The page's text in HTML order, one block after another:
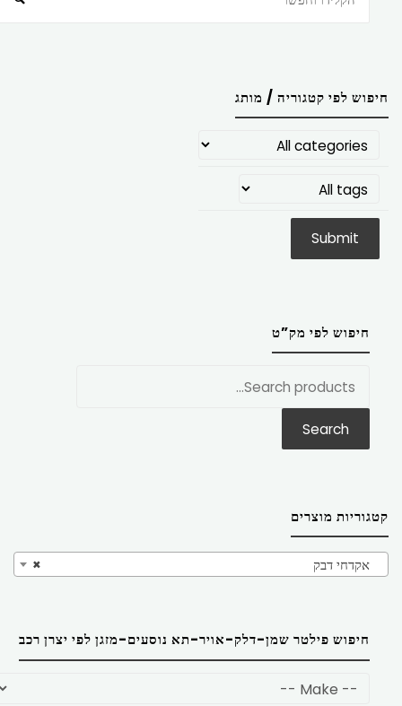
חיפוש לפי קטגוריה / מותג
חיפוש לפי מק”ט
Search
קטגוריות מוצרים
× אקדחי דבק
חיפוש פילטר שמן-דלק-אויר-תא נוסעים-מזגן לפי יצרן רכב